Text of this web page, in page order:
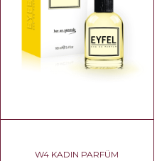
W4 KADIN PARFÜM